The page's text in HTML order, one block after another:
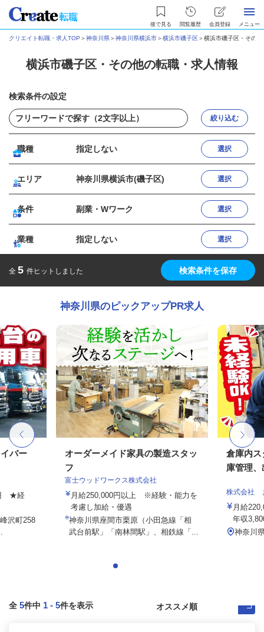
後で見る 閲覧履歴 会員登録 メニュー
クリエイト転職・求人TOP ＞神奈川県＞神奈川県横浜市＞横浜市磯子区＞横浜市磯子区・その
横浜市磯子区・その他の転職・求人情報
検索条件の設定
絞り込む
職種 指定しない 選択
エリア 神奈川県横浜市(磯子区) 選択
条件 副業・Wワーク 選択
業種 指定しない 選択
全 5 件ヒットしました 検索条件を保存
神奈川県のピックアップPR求人
バー
★経
沢町258
オーダーメイド家具の製造スタッ
フ
富士ウッドワークス株式会社
月給250,000円以上 ※経験・能力を
考慮し加給・優遇
神奈川県座間市栗原（小田急線「相
武台前駅」「南林間駅」、相鉄線「...
倉庫内ス
庫管理
株式会社
月給
年収
神奈川
全 5件中 1 - 5件を表示